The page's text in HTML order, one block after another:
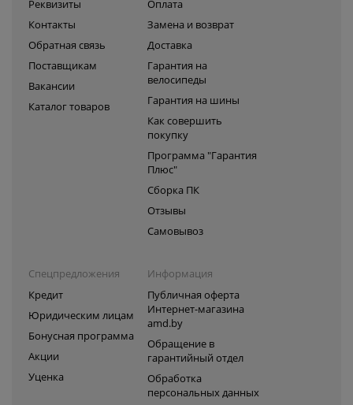
Реквизиты
Контакты
Обратная связь
Поставщикам
Вакансии
Каталог товаров
Оплата
Замена и возврат
Доставка
Гарантия на
велосипеды
Гарантия на шины
Как совершить
покупку
Программа "Гарантия
Плюс"
Сборка ПК
Отзывы
Самовывоз
Спецпредложения
Кредит
Юридическим лицам
Бонусная программа
Акции
Уценка
Информация
Публичная оферта
Интернет-магазина
amd.by
Обращение в
гарантийный отдел
Обработка
персональных данных